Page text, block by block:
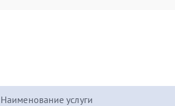
Наименование услуги